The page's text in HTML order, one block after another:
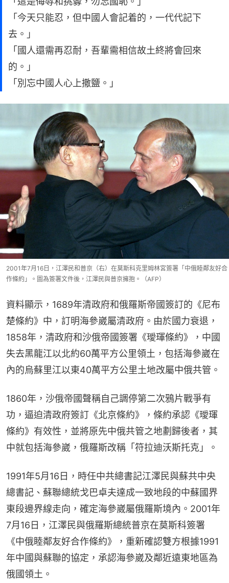
「今天只能忍，但中國人會記着的，一代代記下
去。」
「國人還需再忍耐，吾輩需相信故土終將會回來
的。」
「別忘中國人心上撒鹽。」
2001年7月16日，江澤民和普京（右）在莫斯科克里姆林宮簽署「中俄睦鄰友好合
作條約」。圖為簽署文件後，江澤民與普京擁抱。（AFP）
資料顯示，1689年清政府和俄羅斯帝國簽訂的《尼布
楚條約》中，訂明海參崴屬清政府。由於國力衰退，
1858年，清政府和沙俄帝國簽署《璦琿條約》，中國
失去黑龍江以北約60萬平方公里領土，包括海參崴在
內的烏蘇里江以東40萬平方公里土地改屬中俄共管。
1860年，沙俄帝國聲稱自己調停第二次鴉片戰爭有
功，逼迫清政府簽訂《北京條約》，條約承認《璦琿
條約》有效性，並將原先中俄共管之地劃歸後者，其
中就包括海參崴，俄羅斯改稱「符拉迪沃斯托克」。
1991年5月16日，時任中共總書記江澤民與蘇共中央
總書記、蘇聯總統戈巴卓夫達成一致地段的中蘇國界
東段邊界線走向，確定海參崴屬俄羅斯境內。2001年
7月16日，江澤民與俄羅斯總統普京在莫斯科簽署
《中俄睦鄰友好合作條約》，重新確認雙方根據1991
年中國與蘇聯的協定，承認海參崴及鄰近遠東地區為
俄國領土。